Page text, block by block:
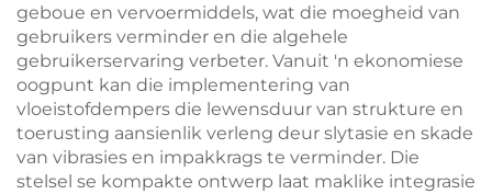
geboue en vervoermiddels, wat die moegheid van
gebruikers verminder en die algehele
gebruikerservaring verbeter. Vanuit 'n ekonomiese
oogpunt kan die implementering van
vloeistofdempers die lewensduur van strukture en
toerusting aansienlik verleng deur slytasie en skade
van vibrasies en impakkrags te verminder. Die
stelsel se kompakte ontwerp laat maklike integrasie